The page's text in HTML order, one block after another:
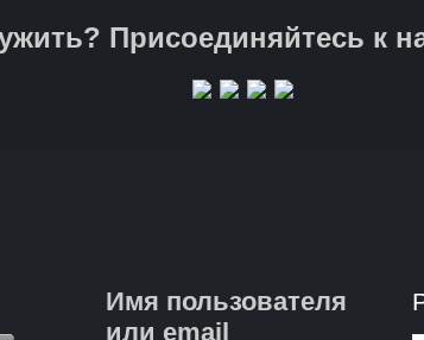
Присоединяйтесь к
Имя пользователя
или email